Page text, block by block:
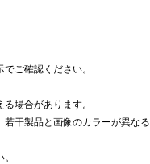
ご確認ください。
場合があります。
干製品と画像のカラーが異なる